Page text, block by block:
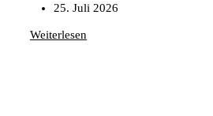
25. Juli 2026
Weiterlesen